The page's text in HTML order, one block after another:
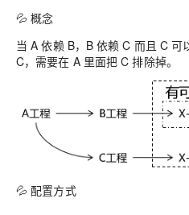
💦 概念
当 A 依赖 B，B 依赖 C 而且 C
C，需要在 A 里面把 C 排除掉。
💦 配置方式